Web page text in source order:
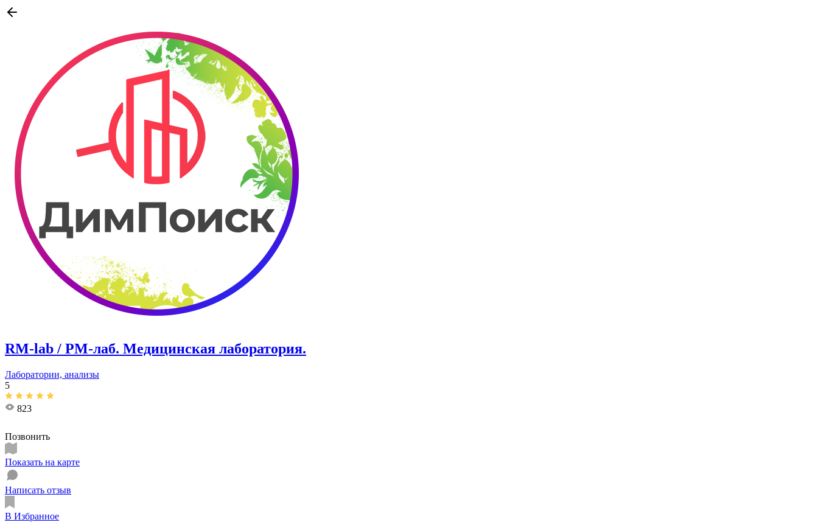
RM-lab / РМ-лаб. Медицинская лаборатория.
Лаборатории, анализы
5
823
Позвонить
Показать на карте
Написать отзыв
В Избранное